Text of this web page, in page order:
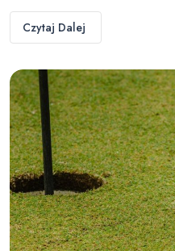
Czytaj Dalej